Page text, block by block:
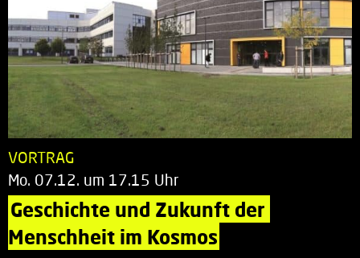
VORTRAG
Mo. 07.12. um 17.15 Uhr
Geschichte und Zukunft der
Menschheit im Kosmos